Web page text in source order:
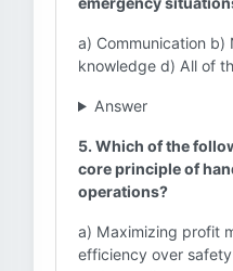
a) Communication b)
knowledge d) All of
Answer
5. Which of the
core principle of
operations?
a) Maximizing profit
efficiency over